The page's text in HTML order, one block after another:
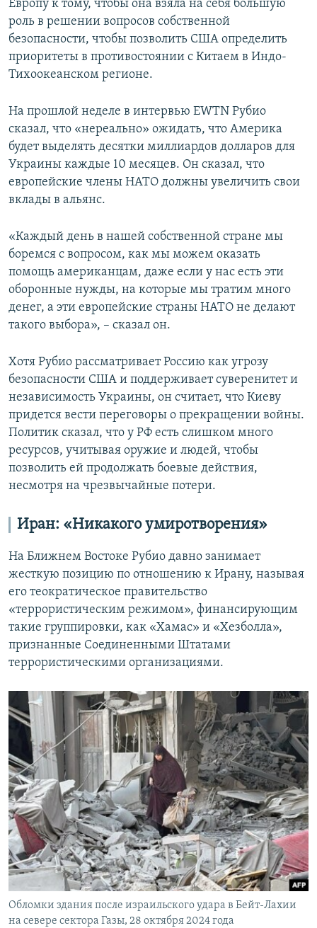
Европу к тому, чтобы она взяла на себя большую
роль в решении вопросов собственной
безопасности, чтобы позволить США определить
приоритеты в противостоянии с Китаем в Индо-
Тихоокеанском регионе.
На прошлой неделе в интервью EWTN Рубио
сказал, что «нереально» ожидать, что Америка
будет выделять десятки миллиардов долларов для
Украины каждые 10 месяцев. Он сказал, что
европейские члены НАТО должны увеличить свои
вклады в альянс.
«Каждый день в нашей собственной стране мы
боремся с вопросом, как мы можем оказать
помощь американцам, даже если у нас есть эти
оборонные нужды, на которые мы тратим много
денег, а эти европейские страны НАТО не делают
такого выбора», – сказал он.
Хотя Рубио рассматривает Россию как угрозу
безопасности США и поддерживает суверенитет и
независимость Украины, он считает, что Киеву
придется вести переговоры о прекращении войны.
Политик сказал, что у РФ есть слишком много
ресурсов, учитывая оружие и людей, чтобы
позволить ей продолжать боевые действия,
несмотря на чрезвычайные потери.
Иран: «Никакого умиротворения»
На Ближнем Востоке Рубио давно занимает
жесткую позицию по отношению к Ирану, называя
его теократическое правительство
«террористическим режимом», финансирующим
такие группировки, как «Хамас» и «Хезболла»,
признанные Соединенными Штатами
террористическими организациями.
Обломки здания после израильского удара в Бейт-Лахии
на севере сектора Газы, 28 октября 2024 года